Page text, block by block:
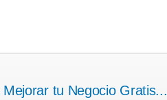
tu Negocio Gratis...